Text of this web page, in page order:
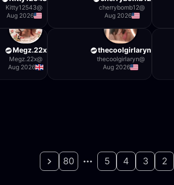
@
cherrybomb12
Aug 2026
@
Kitty12543
Aug 2026
thecoolgirlaryn
@
thecoolgirlaryn
Aug 2026
Megz.22x
@
Megz.22x
Aug 2026
2
3
4
5
80